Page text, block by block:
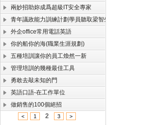
兩妙招助妳成爲超級IT安全專家
青年議政能力訓練計劃學員聽取梁智生講授澳門法制
外企office常用電話英語
你的船你的海(職業生涯規劃)
五種培訓讓你的員工煥然一新
管理培訓的幾種最佳工具
勇敢去敲未知的門
英語口語-在工作單位
做銷售的100個絕招
< 1 2 3 >